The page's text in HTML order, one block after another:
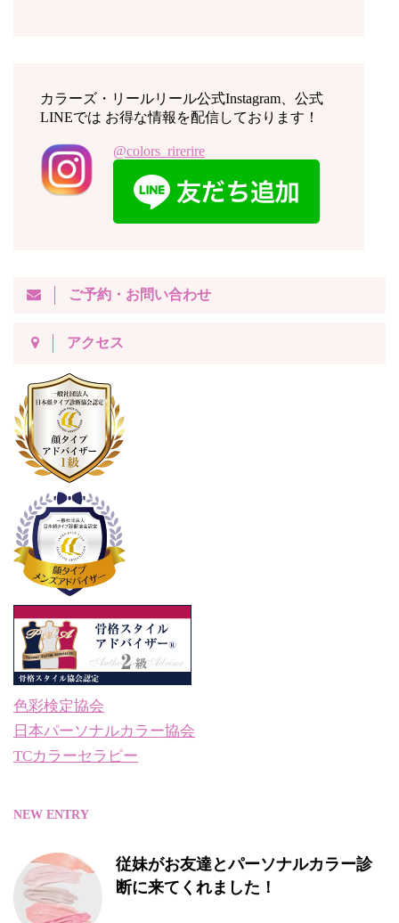
カラーズ・リールリール公式Instagram、公式
LINEでは お得な情報を配信しております！
@colors_rirerire
ご予約・お問い合わせ
アクセス
色彩検定協会
日本パーソナルカラー協会
TCカラーセラピー
NEW ENTRY
従妹がお友達とパーソナルカラー診
断に来てくれました！